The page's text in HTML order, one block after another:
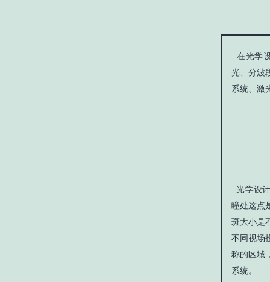
在光学
光、分波
系统、激
光学设
瞳处这点
斑大小是
不同视场
称的区域
系统。